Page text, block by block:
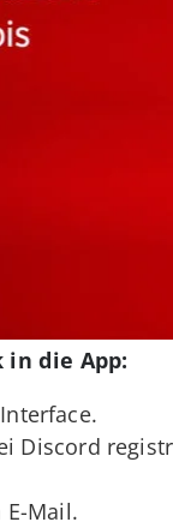
in die App:
Discord
Mail.